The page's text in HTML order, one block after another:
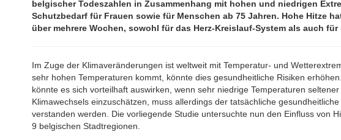
belgischer Todeszahlen in Zusammenhang mit hohen und niedrigen
Schutzbedarf für Frauen sowie für Menschen ab 75 Jahren. Hohe Hitze
über mehrere Wochen, sowohl für das Herz-Kreislauf-System als auch für
Im Zuge der Klimaveränderungen ist weltweit mit Temperatur- und
sehr hohen Temperaturen kommt, könnte dies gesundheitliche Risiken
könnte es sich vorteilhaft auswirken, wenn sehr niedrige Temperaturen
Klimawechsels einzuschätzen, muss allerdings der tatsächliche
verstanden werden. Die vorliegende Studie untersuchte nun den Einfluss von
9 belgischen Stadtregionen.